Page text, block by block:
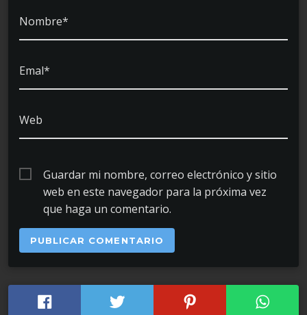
Nombre*
Emal*
Web
Guardar mi nombre, correo electrónico y sitio
web en este navegador para la próxima vez
que haga un comentario.